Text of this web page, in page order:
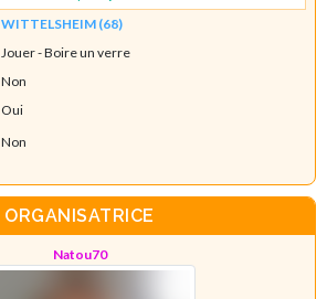
WITTELSHEIM (68)
Jouer- Boire un verre
Non
Oui
Non
ORGANISATRICE
Natou70